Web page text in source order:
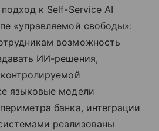
к Self-Service AI
«управляемой свободы»:
возможность
ИИ-решения,
языковые модели
банка, интеграции
реализованы